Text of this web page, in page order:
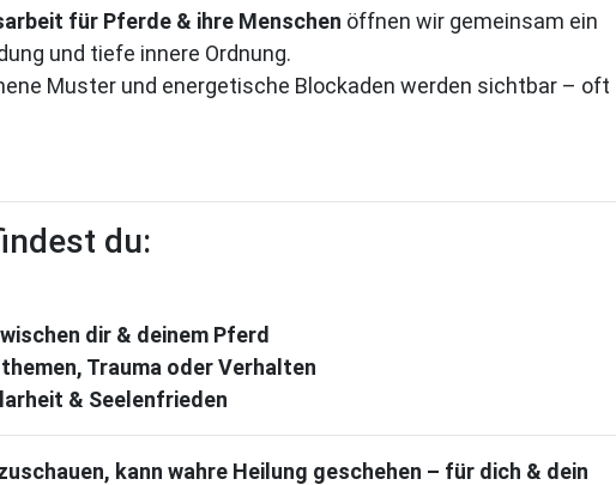
für Pferde & ihre Menschen öffnen wir gemeinsam ein
und tiefe innere Ordnung.
Muster und energetische Blockaden werden sichtbar – oft
du:
dir & deinem Pferd
Trauma oder Verhalten
& Seelenfrieden
kann wahre Heilung geschehen – für dich & dein